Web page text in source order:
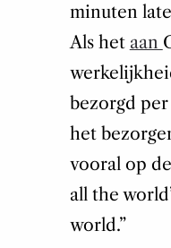
minuten
Als het aan
bezorgd
het
vooral op
all the
world.”